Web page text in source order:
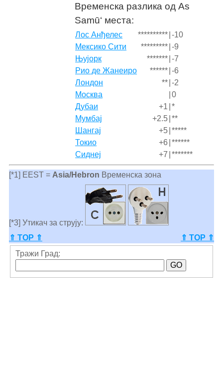
Временска разлика од As
Samū‘ места:
Лос Анђелес ********** -10
Мексико Сити
********* -9
Њујорк
******* -7
Рио де Жанеиро
****** -6
Лондон
** -2
Москва
0
Дубаи
+1 *
Мумбај
+2.5 **
Шангај
+5 *****
Токио
+6 ******
Сиднеј
+7 *******
[*1] EEST = Asia/Hebron Временска зона
[*3] Утикач за струју:
⇑ TOP ⇑
⇑ TOP ⇑
Тражи Град: